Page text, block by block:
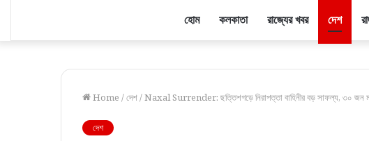
হোম কলকাতা রাজ্যের খবর দেশ
Home /দেশ/Naxal Surrender: ছত্তিশগড়ে নিরাপত্তা বাহিনীর বড় সাফল্য, ৩০ জন
দেশ